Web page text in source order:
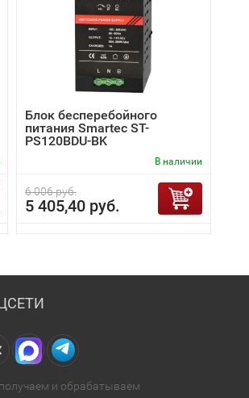
Блок бесперебойного
питания Smartec ST-
PS120BDU-BK
В наличии
6 006 руб.
5 405,40 руб.
и обрабатываем